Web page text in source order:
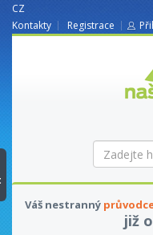
CZ
Kontakty
Registrace
Váš nestranný
již